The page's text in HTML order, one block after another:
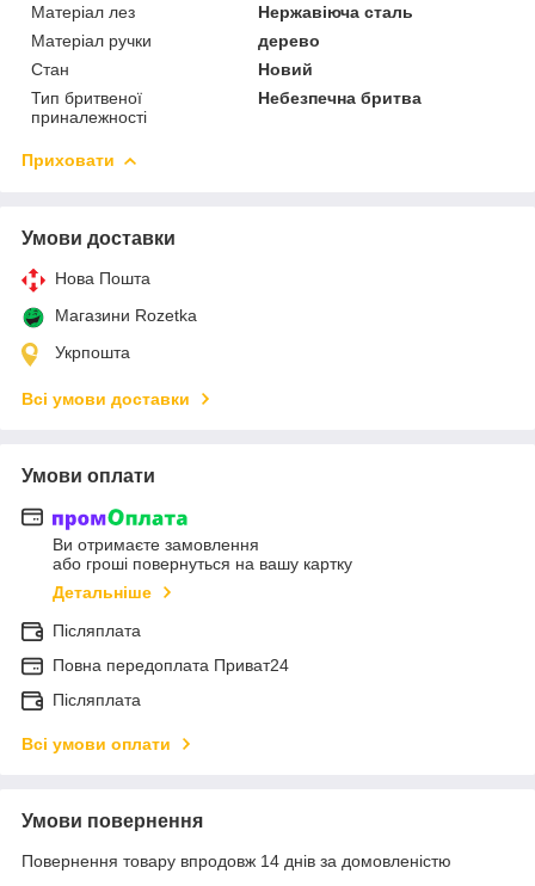
Матеріал лез
Нержавіюча сталь
Матеріал ручки
дерево
Стан
Новий
Тип бритвеної
приналежності
Небезпечна бритва
Приховати
Умови доставки
Нова Пошта
Магазини Rozetka
Укрпошта
Всі умови доставки
Умови оплати
Ви отримаєте замовлення
або гроші повернуться на вашу картку
Детальніше
Післяплата
Повна передоплата Приват24
Післяплата
Всі умови оплати
Умови повернення
Повернення товару впродовж 14 днів за домовленістю